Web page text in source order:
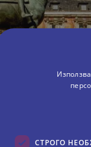
- ВАЛЕНСИЯ
СТРОГО